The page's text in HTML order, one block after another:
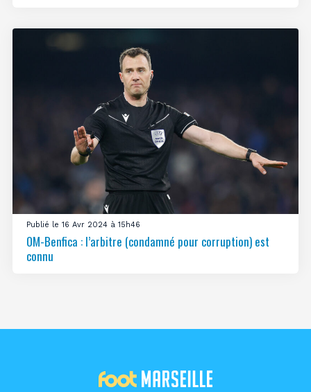
Publié le 16 Avr 2024 à 15h46
OM-Benfica : l’arbitre (condamné pour corruption) est
connu